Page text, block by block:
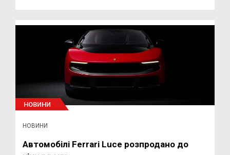
НОВИНИ
НОВИНИ
Автомобілі Ferrari Luce розпродано до